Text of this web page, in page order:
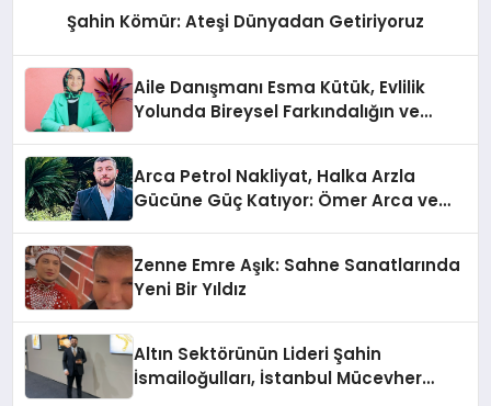
Şahin Kömür: Ateşi Dünyadan Getiriyoruz
Aile Danışmanı Esma Kütük, Evlilik
Yolunda Bireysel Farkındalığın ve
Arca Petrol Nakliyat, Halka Arzla
Gücüne Güç Katıyor: Ömer Arca ve
Zenne Emre Aşık: Sahne Sanatlarında
Yeni Bir Yıldız
Altın Sektörünün Lideri Şahin
İsmailoğulları, İstanbul Mücevher